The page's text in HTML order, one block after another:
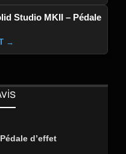
Studio MKII – Pédale
→
d’effet